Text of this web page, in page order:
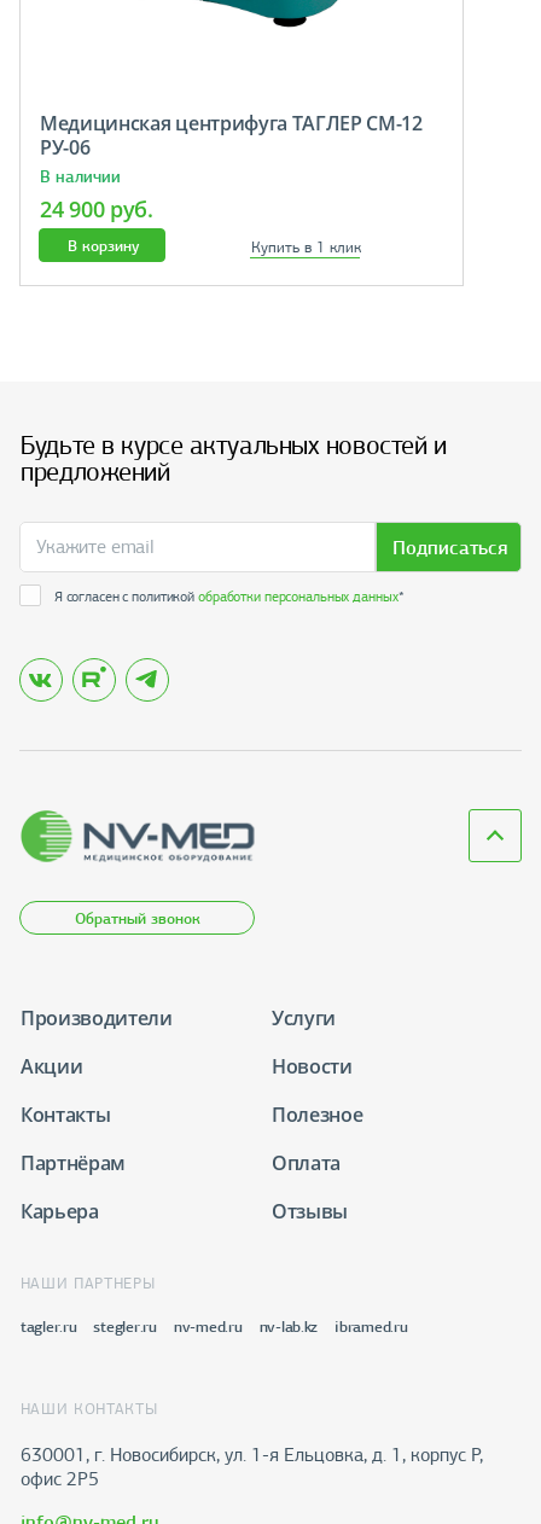
Медицинская центрифуга ТАГЛЕР СМ-12
РУ-06
В наличии
24 900 руб.
В корзину Купить в 1 клик
Будьте в курсе актуальных новостей и
предложений
Подписаться
Я согласен с политикойобработки персональных данных*
Обратный звонок
Производители
Услуги
Акции
Новости
Контакты
Полезное
Партнёрам
Оплата
Карьера
Отзывы
НАШИ ПАРТНЕРЫ
tagler.ru stegler.ru nv-med.ru nv-lab.kz ibramed.ru
НАШИ КОНТАКТЫ
630001, г. Новосибирск, ул. 1-я Ельцовка, д. 1, корпус Р,
офис 2Р5